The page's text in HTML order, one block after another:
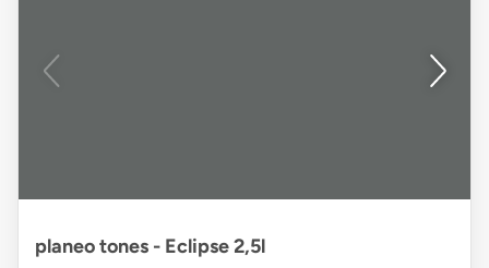
planeo tones - Eclipse 2,5l